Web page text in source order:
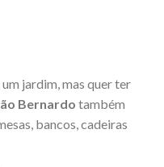
jardim, mas quer ter
Bernardo também
bancos, cadeiras